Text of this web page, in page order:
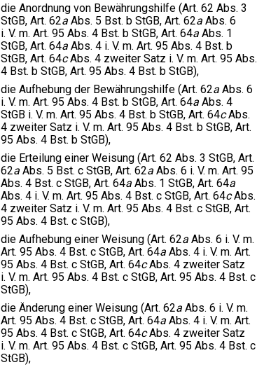
die Anordnung von Bewährungshilfe (Art. 62 Abs. 3
StGB, Art. 62aAbs. 5 Bst. b StGB, Art. 62aAbs. 6
i. V. m. Art. 95 Abs. 4 Bst. b StGB, Art. 64aAbs. 1
StGB, Art. 64aAbs. 4 i. V. m. Art. 95 Abs. 4 Bst. b
StGB, Art. 64cAbs. 4 zweiter Satz i. V. m. Art. 95 Abs.
4 Bst. b StGB, Art. 95 Abs. 4 Bst. b StGB),
die Aufhebung der Bewährungshilfe (Art. 62aAbs. 6
i. V. m. Art. 95 Abs. 4 Bst. b StGB, Art. 64aAbs. 4
StGB i. V. m. Art. 95 Abs. 4 Bst. b StGB, Art. 64cAbs.
4 zweiter Satz i. V. m. Art. 95 Abs. 4 Bst. b StGB, Art.
95 Abs. 4 Bst. b StGB),
die Erteilung einer Weisung (Art. 62 Abs. 3 StGB, Art.
62aAbs. 5 Bst. c StGB, Art. 62aAbs. 6 i. V. m. Art. 95
Abs. 4 Bst. c StGB, Art. 64aAbs. 1 StGB, Art. 64a
Abs. 4 i. V. m. Art. 95 Abs. 4 Bst. c StGB, Art. 64cAbs.
4 zweiter Satz i. V. m. Art. 95 Abs. 4 Bst. c StGB, Art.
95 Abs. 4 Bst. c StGB),
die Aufhebung einer Weisung (Art. 62aAbs. 6 i. V. m.
Art. 95 Abs. 4 Bst. c StGB, Art. 64aAbs. 4 i. V. m. Art.
95 Abs. 4 Bst. c StGB, Art. 64cAbs. 4 zweiter Satz
i. V. m. Art. 95 Abs. 4 Bst. c StGB, Art. 95 Abs. 4 Bst. c
StGB),
die Änderung einer Weisung (Art. 62aAbs. 6 i. V. m.
Art. 95 Abs. 4 Bst. c StGB, Art. 64aAbs. 4 i. V. m. Art.
95 Abs. 4 Bst. c StGB, Art. 64cAbs. 4 zweiter Satz
i. V. m. Art. 95 Abs. 4 Bst. c StGB, Art. 95 Abs. 4 Bst. c
StGB),